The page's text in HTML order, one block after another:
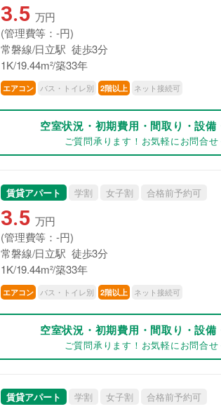
3.5 万円
(管理費等：-円)
常磐線/日立駅 徒歩3分
1K/19.44m²/築33年
エアコン バス・トイレ別 2階以上 ネット接続可
空室状況・初期費用・間取り・設備
ご質問承ります！お気軽にお問合せ
賃貸アパート 学割 女子割 合格前予約可
3.5 万円
(管理費等：-円)
常磐線/日立駅 徒歩3分
1K/19.44m²/築33年
エアコン バス・トイレ別 2階以上 ネット接続可
空室状況・初期費用・間取り・設備
ご質問承ります！お気軽にお問合せ
賃貸アパート 学割 女子割 合格前予約可